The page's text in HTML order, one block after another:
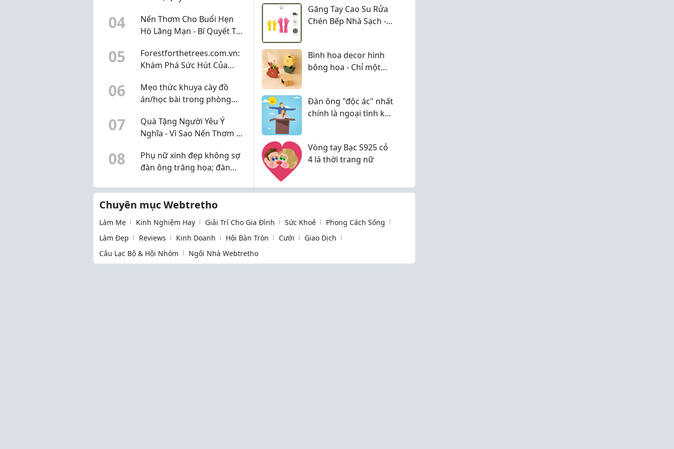
04
Nến Thơm Cho Buổi Hẹn
Hò Lãng Mạn - Bí Quyết Tạo
05
Forestforthetrees.com.vn:
Khám Phá Sức Hút Của
Nẵng
06
Mẹo thức khuya cày đồ
án/học bài trong phòng
phòng cằn nhằn!
07
Quà Tặng Người Yêu Ý
Nghĩa - Vì Sao Nến Thơm Là
08
Phụ nữ xinh đẹp không sợ
đàn ông trăng hoa; đàn
chẳng ngại phụ nữ thực tế
Găng Tay Cao Su Rửa
Chén Bếp Nhà Sạch -
Nhà
Bình hoa decor hình
bông hoa - Chỉ một
gian sống
Đàn ông "độc ác" nhất
chính là ngoại tình khi
chồng "lừa dối"
Vòng tay Bạc S925 cỏ
4 lá thời trang nữ
Chuyên mục Webtretho
Làm Mẹ Kinh Nghiệm Hay Giải Trí Cho Gia Đình Sức Khoẻ
Phong Cách Sống
Làm Đẹp
Reviews Kinh Doanh Hội Bàn Tròn Cưới
Giao Dịch
Câu Lạc Bộ & Hội Nhóm
Ngôi Nhà Webtretho